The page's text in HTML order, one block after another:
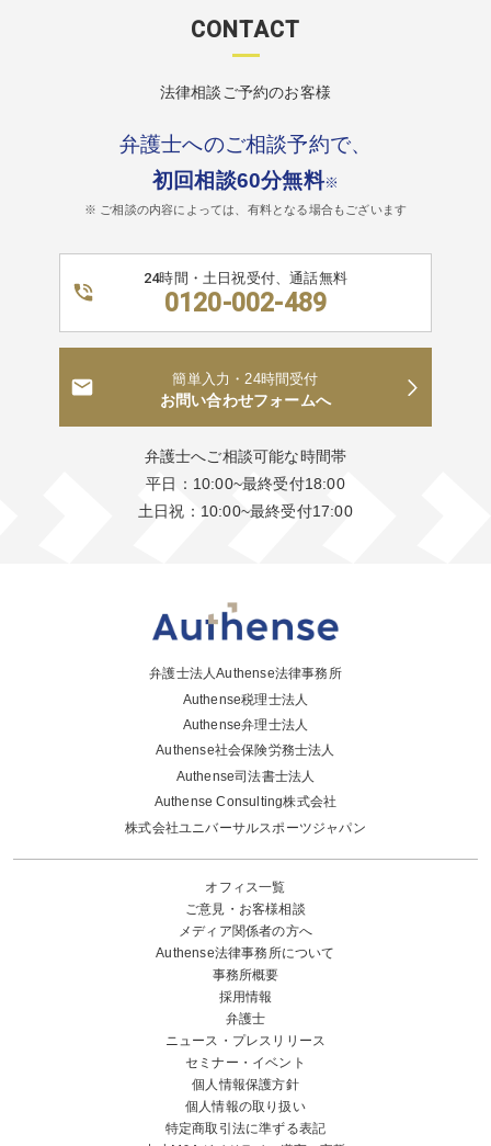
CONTACT
法律相談ご予約のお客様
弁護士へのご相談予約で、
初回相談60分無料※
※ ご相談の内容によっては、有料となる場合もございます
24時間・土日祝受付、通話無料
0120-002-489
簡単入力・24時間受付
お問い合わせフォームへ
弁護士へご相談可能な時間帯
平日：10:00~最終受付18:00
土日祝：10:00~最終受付17:00
弁護士法人Authense法律事務所
Authense税理士法人
Authense弁理士法人
Authense社会保険労務士法人
Authense司法書士法人
Authense Consulting株式会社
株式会社ユニバーサルスポーツジャパン
オフィス一覧
ご意見・お客様相談
メディア関係者の方へ
Authense法律事務所について
事務所概要
採用情報
弁護士
ニュース・プレスリリース
セミナー・イベント
個人情報保護方針
個人情報の取り扱い
特定商取引法に準ずる表記